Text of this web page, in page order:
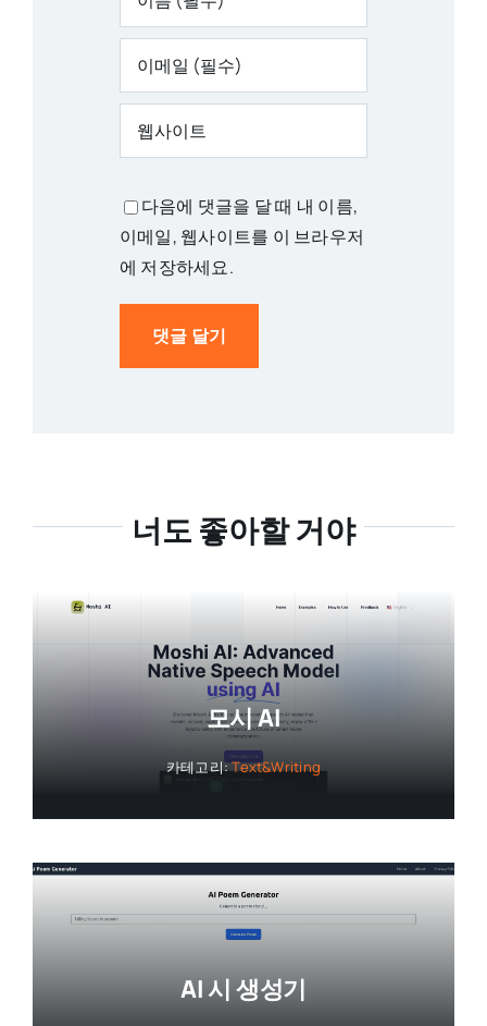
다음에 댓글을 달 때 내 이름,
이메일, 웹사이트를 이 브라우저
에 저장하세요.
너도 좋아할 거야
모시 AI
카테고리:Text&Writing
AI 시 생성기